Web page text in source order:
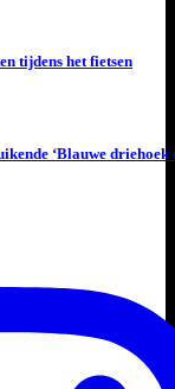
tijdens het fietsen
‘Blauwe driehoek